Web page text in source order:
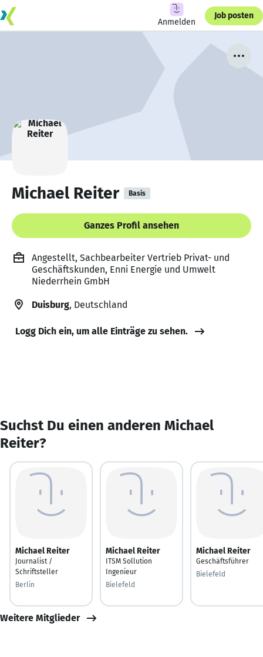
Anmelden
Job posten
Michael Reiter Basis
Ganzes Profil ansehen
Angestellt, Sachbearbeiter Vertrieb Privat- und
Geschäftskunden, Enni Energie und Umwelt
Niederrhein GmbH
Duisburg, Deutschland
Logg Dich ein, um alle Einträge zu sehen.
Suchst Du einen anderen Michael
Reiter?
Michael Reiter
Journalist /
Schriftsteller
Berlin
Michael Reiter
ITSM Sollution
Ingenieur
Bielefeld
Michael Reiter
Geschäftsführer
Bielefeld
Weitere Mitglieder